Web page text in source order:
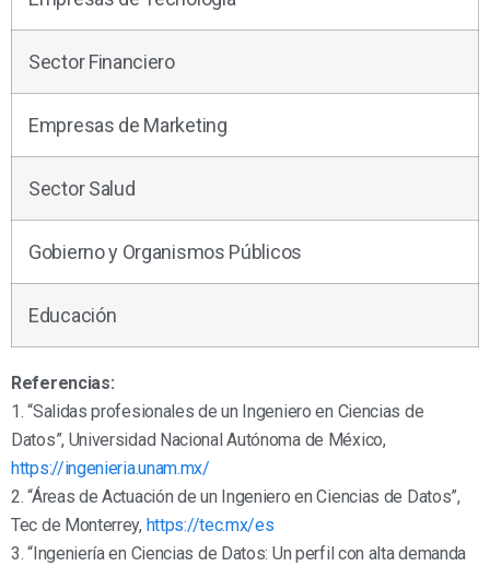
Sector Financiero
Empresas de Marketing
Sector Salud
Gobierno y Organismos Públicos
Educación
Referencias:
1. “Salidas profesionales de un Ingeniero en Ciencias de
Datos”, Universidad Nacional Autónoma de México,
https://ingenieria.unam.mx/
2. “Áreas de Actuación de un Ingeniero en Ciencias de Datos”,
Tec de Monterrey, https://tec.mx/es
3. “Ingeniería en Ciencias de Datos: Un perfil con alta demanda